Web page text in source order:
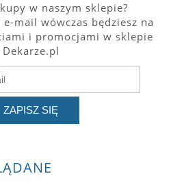
w naszym sklepie?
mail wówczas będziesz na
i promocjami w sklepie
Dekarze.pl
ZAPISZ SIĘ